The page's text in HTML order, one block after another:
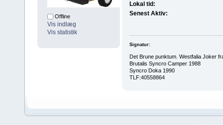
Offline
Vis indlæg
Vis statistik
Lokal tid:
Senest Aktiv:
Signatur:
Det Brune punktum. Westfalia Joker
Brutalis Syncro Camper 1988
Syncro Doka 1990
TLF:40558864